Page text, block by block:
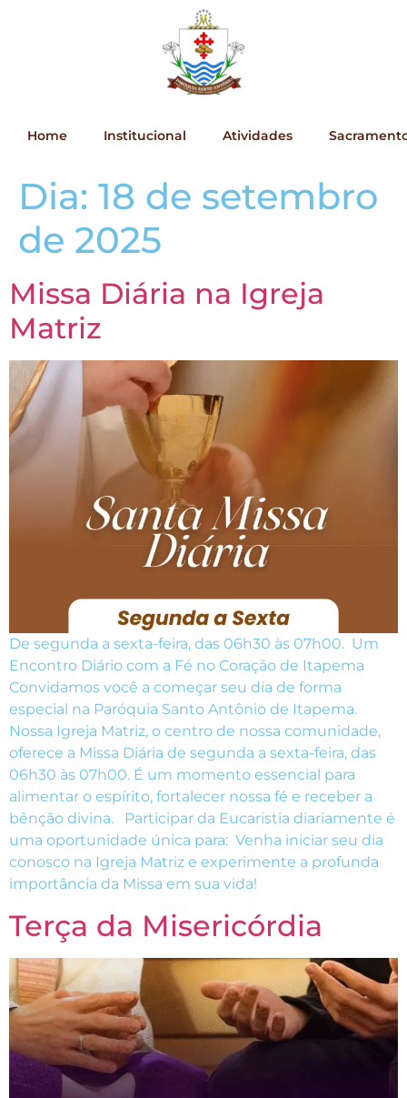
Home Institucional Atividades
Dia: 18 de setembro
de 2025
Missa Diária na Igreja
Matriz
De segunda a sexta-feira, das 06h30 às 07h00. Um
Encontro Diário com a Fé no Coração de Itapema
Convidamos você a começar seu dia de forma
especial na Paróquia Santo Antônio de Itapema.
Nossa Igreja Matriz, o centro de nossa comunidade,
oferece a Missa Diária de segunda a sexta-feira, das
06h30 às 07h00. É um momento essencial para
alimentar o espírito, fortalecer nossa fé e receber a
bênção divina. Participar da Eucaristia diariamente é
uma oportunidade única para: Venha iniciar seu dia
conosco na Igreja Matriz e experimente a profunda
importância da Missa em sua vida!
Terça da Misericórdia